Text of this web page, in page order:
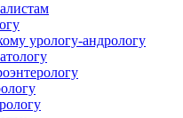
урологу-андрологу